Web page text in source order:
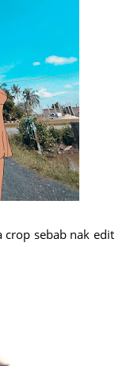
crop sebab nak edit